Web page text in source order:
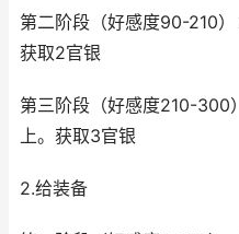
第二阶段（好感度90-210）
获取2官银
第三阶段（好感度210-300
上。获取3官银
2.给装备